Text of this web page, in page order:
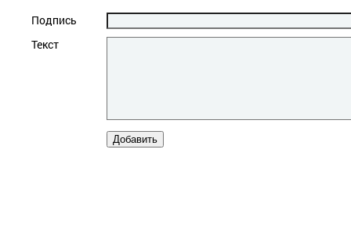
Подпись
Текст